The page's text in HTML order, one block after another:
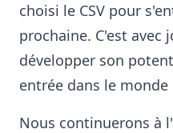
choisi le CSV pour
prochaine. C'est avec
développer son
entrée dans le
Nous continuerons à